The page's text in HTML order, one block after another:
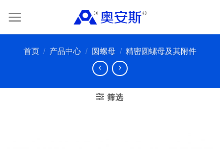
首页 / 产品中心 / 圆螺母 / 精密圆螺母及其附件
筛选